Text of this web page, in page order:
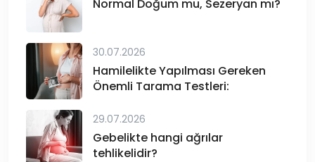
Normal Doğum mu, Sezeryan mı?
30.07.2026
Hamilelikte Yapılması Gereken
Önemli Tarama Testleri:
29.07.2026
Gebelikte hangi ağrılar
tehlikelidir?